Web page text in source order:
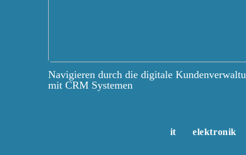
Navigieren durch die digitale
mit CRM Systemen
it elektronik